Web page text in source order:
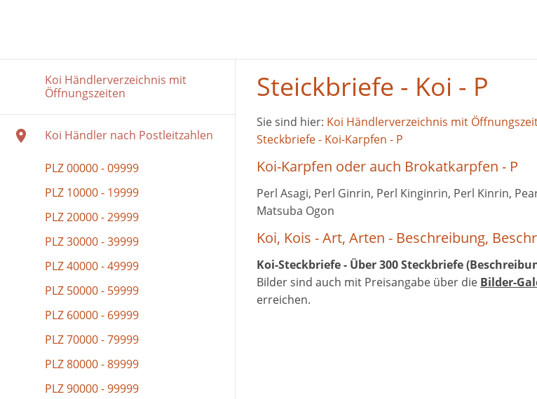
Koi Händlerverzeichnis mit
Öffnungszeiten
Koi Händler nach Postleitzahlen
PLZ 00000 - 09999
PLZ 10000 - 19999
PLZ 20000 - 29999
PLZ 30000 - 39999
PLZ 40000 - 49999
PLZ 50000 - 59999
PLZ 60000 - 69999
PLZ 70000 - 79999
PLZ 80000 - 89999
PLZ 90000 - 99999
Steickbriefe - Koi - P
Sie sind hier: Koi Händlerverzeichnis mit
Steckbriefe - Koi-Karpfen - P
Koi-Karpfen oder auch Brokatkarpfen - P
Perl Asagi, Perl Ginrin, Perl Kinginrin, Perl Kinrin,
Matsuba Ogon
Koi, Kois - Art, Arten - Beschreibung,
Koi-Steckbriefe - Über 300 Steckbriefe
Bilder sind auch mit Preisangabe über die Bilder-
erreichen.